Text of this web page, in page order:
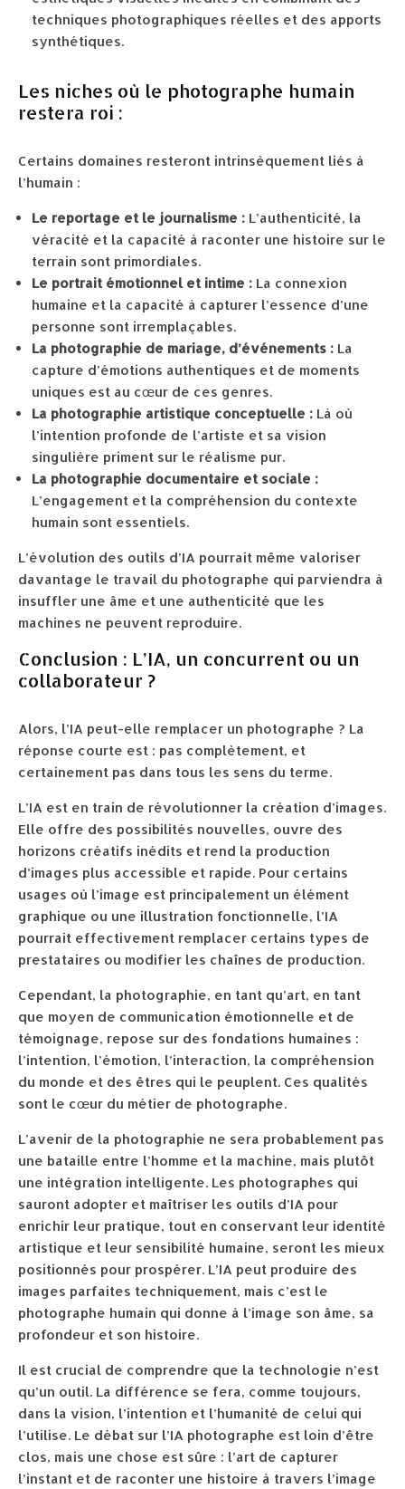
techniques photographiques réelles et des apports
synthétiques.
Les niches où le photographe humain
restera roi :
Certains domaines resteront intrinsèquement liés à
l’humain :
Le reportage et le journalisme : L’authenticité, la
véracité et la capacité à raconter une histoire sur le
terrain sont primordiales.
Le portrait émotionnel et intime : La connexion
humaine et la capacité à capturer l’essence d’une
personne sont irremplaçables.
La photographie de mariage, d’événements : La
capture d’émotions authentiques et de moments
uniques est au cœur de ces genres.
La photographie artistique conceptuelle : Là où
l’intention profonde de l’artiste et sa vision
singulière priment sur le réalisme pur.
La photographie documentaire et sociale :
L’engagement et la compréhension du contexte
humain sont essentiels.
L’évolution des outils d’IA pourrait même valoriser
davantage le travail du photographe qui parviendra à
insuffler une âme et une authenticité que les
machines ne peuvent reproduire.
Conclusion : L’IA, un concurrent ou un
collaborateur ?
Alors, l’IA peut-elle remplacer un photographe ? La
réponse courte est : pas complètement, et
certainement pas dans tous les sens du terme.
L’IA est en train de révolutionner la création d’images.
Elle offre des possibilités nouvelles, ouvre des
horizons créatifs inédits et rend la production
d’images plus accessible et rapide. Pour certains
usages où l’image est principalement un élément
graphique ou une illustration fonctionnelle, l’IA
pourrait effectivement remplacer certains types de
prestataires ou modifier les chaînes de production.
Cependant, la photographie, en tant qu’art, en tant
que moyen de communication émotionnelle et de
témoignage, repose sur des fondations humaines :
l’intention, l’émotion, l’interaction, la compréhension
du monde et des êtres qui le peuplent. Ces qualités
sont le cœur du métier de photographe.
L’avenir de la photographie ne sera probablement pas
une bataille entre l’homme et la machine, mais plutôt
une intégration intelligente. Les photographes qui
sauront adopter et maîtriser les outils d’IA pour
enrichir leur pratique, tout en conservant leur identité
artistique et leur sensibilité humaine, seront les mieux
positionnés pour prospérer. L’IA peut produire des
images parfaites techniquement, mais c’est le
photographe humain qui donne à l’image son âme, sa
profondeur et son histoire.
Il est crucial de comprendre que la technologie n’est
qu’un outil. La différence se fera, comme toujours,
dans la vision, l’intention et l’humanité de celui qui
l’utilise. Le débat sur l’IA photographe est loin d’être
clos, mais une chose est sûre : l’art de capturer
l’instant et de raconter une histoire à travers l’image